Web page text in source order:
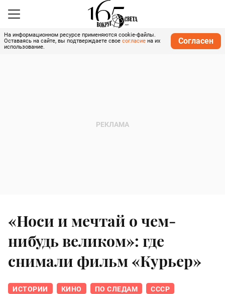
На информационном ресурсе применяются cookie-файлы.
Оставаясь на сайте, вы подтверждаете свое согласие на их
использование.
Согласен
«Носи и мечтай о чем-
нибудь великом»: где
снимали фильм «Курьер»
ИСТОРИИ КИНО ПО СЛЕДАМ СССР